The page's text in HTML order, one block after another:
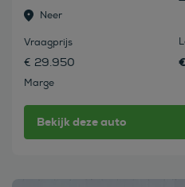
Neer
Vraagprijs
€ 29.950
Marge
Bekijk deze auto